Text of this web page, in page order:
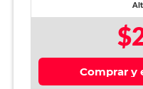
Comprar y